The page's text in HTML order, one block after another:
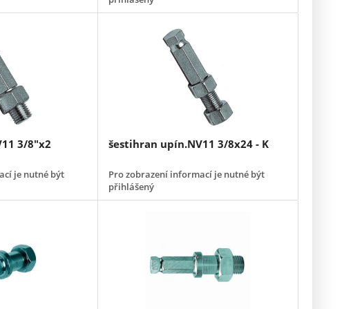
3/8"x2
je nutné být
šestihran upín.NV11 3/8x24 - K
Pro zobrazení informací je nutné být
přihlášený